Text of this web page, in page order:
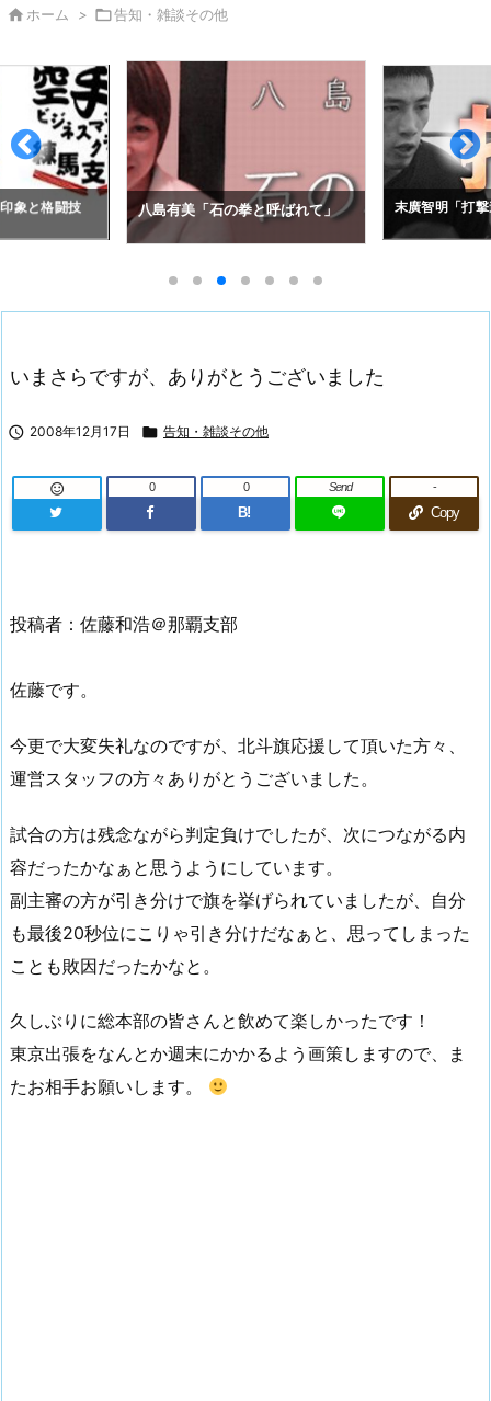
 ホーム > 告知・雑談その他
呼ばれて」 末廣智明「打撃道」
アレクセイ・
の空道入門」
いまさらですが、ありがとうございました
 2008年12月17日  告知・雑談その他
 0
B!
0 Send
Copy
-
投稿者：佐藤和浩＠那覇支部
佐藤です。
今更で大変失礼なのですが、北斗旗応援して頂いた方々、
運営スタッフの方々ありがとうございました。
試合の方は残念ながら判定負けでしたが、次につながる内
容だったかなぁと思うようにしています。
副主審の方が引き分けで旗を挙げられていましたが、自分
も最後20秒位にこりゃ引き分けだなぁと、思ってしまった
ことも敗因だったかなと。
久しぶりに総本部の皆さんと飲めて楽しかったです！
東京出張をなんとか週末にかかるよう画策しますので、ま
たお相手お願いします。